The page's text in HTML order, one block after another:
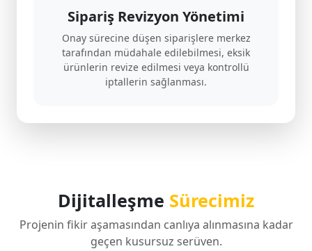
Sipariş Revizyon Yönetimi
Onay sürecine düşen siparişlere merkez
tarafından müdahale edilebilmesi, eksik
ürünlerin revize edilmesi veya kontrollü
iptallerin sağlanması.
Dijitalleşme Sürecimiz
Projenin fikir aşamasından canlıya alınmasına kadar
geçen kusursuz serüven.